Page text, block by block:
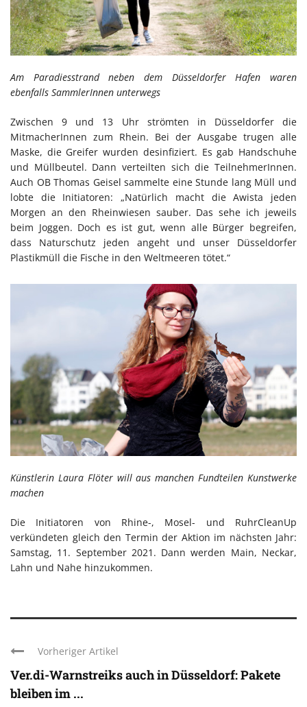
Am Paradiesstrand neben dem Düsseldorfer Hafen waren
ebenfalls SammlerInnen unterwegs
Zwischen 9 und 13 Uhr strömten in Düsseldorfer die
MitmacherInnen zum Rhein. Bei der Ausgabe trugen alle
Maske, die Greifer wurden desinfiziert. Es gab Handschuhe
und Müllbeutel. Dann verteilten sich die TeilnehmerInnen.
Auch OB Thomas Geisel sammelte eine Stunde lang Müll und
lobte die Initiatoren: „Natürlich macht die Awista jeden
Morgen an den Rheinwiesen sauber. Das sehe ich jeweils
beim Joggen. Doch es ist gut, wenn alle Bürger begreifen,
dass Naturschutz jeden angeht und unser Düsseldorfer
Plastikmüll die Fische in den Weltmeeren tötet.“
Künstlerin Laura Flöter will aus manchen Fundteilen Kunstwerke
machen
Die Initiatoren von Rhine-, Mosel- und RuhrCleanUp
verkündeten gleich den Termin der Aktion im nächsten Jahr:
Samstag, 11. September 2021. Dann werden Main, Neckar,
Lahn und Nahe hinzukommen.
Vorheriger Artikel
Ver.di-Warnstreiks auch in Düsseldorf: Pakete
bleiben im ...